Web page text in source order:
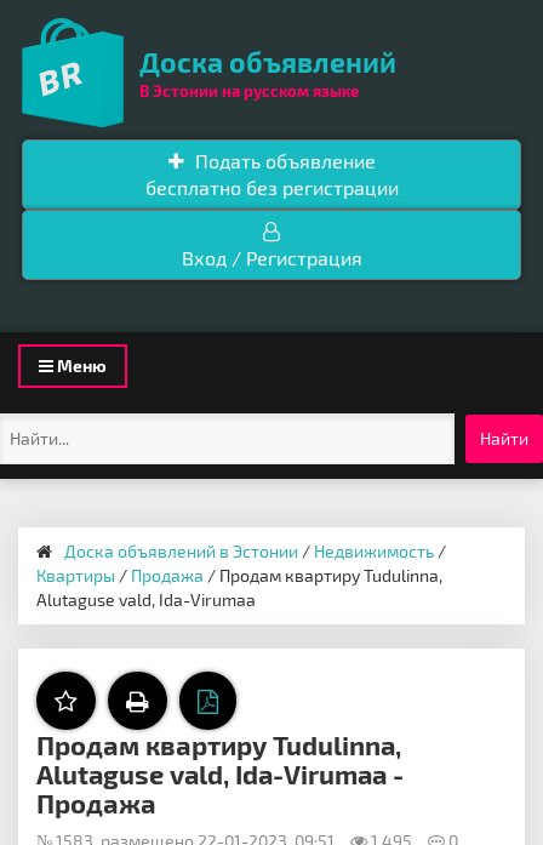
Доска объявлений
В Эстонии на русском языке
Подать объявление
бесплатно без регистрации
Вход / Регистрация
Toggle
navigation
Меню
Найти
Доска объявлений в Эстонии / Недвижимость /
Квартиры / Продажа / Продам квартиру Tudulinna,
Alutaguse vald, Ida-Virumaa
Продам квартиру Tudulinna,
Alutaguse vald, Ida-Virumaa -
Продажа
№ 1583, размещено 22-01-2023, 09:51 1 495 0